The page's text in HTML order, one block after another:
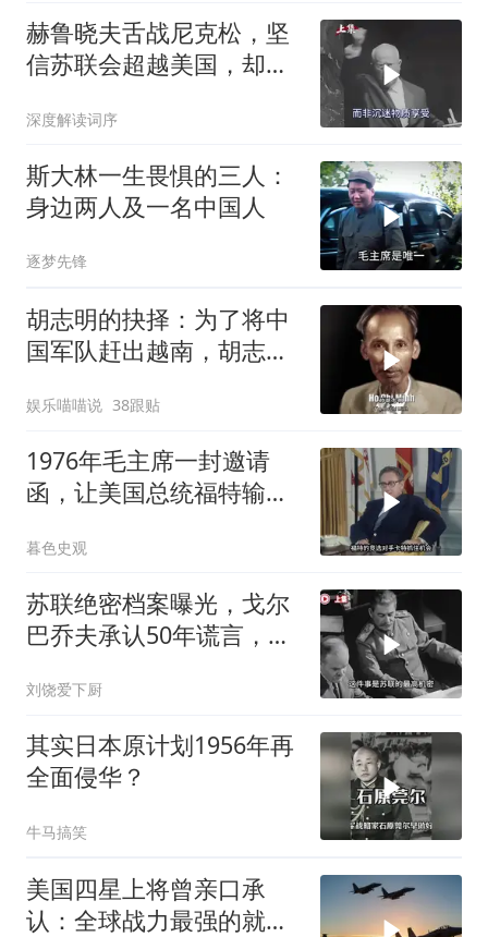
赫鲁晓夫舌战尼克松，坚
信苏联会超越美国，却被
深度解读词序
斯大林一生畏惧的三人：
身边两人及一名中国人
逐梦先锋
胡志明的抉择：为了将中
国军队赶出越南，胡志明
娱乐喵喵说 38跟贴
1976年毛主席一封邀请
函，让美国总统福特输掉
暮色史观
苏联绝密档案曝光，戈尔
巴乔夫承认50年谎言，斯
刘饶爱下厨
其实日本原计划1956年再
全面侵华？
牛马搞笑
美国四星上将曾亲口承
认：全球战力最强的就这